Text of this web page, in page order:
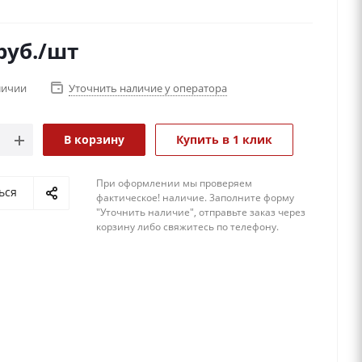
/шт
Уточнить наличие у оператора
В корзину Купить в 1 клик
При оформлении мы проверяем
фактическое! наличие. 3аполните форму
"Уточнить наличие", отправьте заказ через
корзину либо свяжитесь по телефону.